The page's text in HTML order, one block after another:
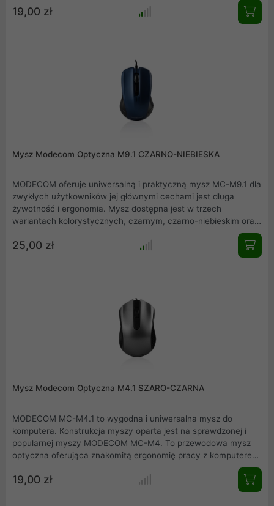
użytkowników doceniających klasykę w nowoczesnym
19,00 zł
Mysz Modecom Optyczna M9.1 CZARNO-NIEBIESKA
MODECOM oferuje uniwersalną i praktyczną mysz MC-M9.1 dla
zwykłych użytkowników jej głównymi cechami jest długa
żywotność i ergonomia. Mysz dostępna jest w trzech
wariantach kolorystycznych, czarnym, czarno-niebieskim oraz
użytkowników doceniających klasykę w nowoczesnym
25,00 zł
Mysz Modecom Optyczna M4.1 SZARO-CZARNA
MODECOM MC-M4.1 to wygodna i uniwersalna mysz do
komputera. Konstrukcja myszy oparta jest na sprawdzonej i
popularnej myszy MODECOM MC-M4. To przewodowa mysz
optyczna oferująca znakomitą ergonomię pracy z komputerem.
wachlarzowi wspieranych systemów operacyjnych, można z
niej korzystać praktycznie z każdym komputerem dostępnym
19,00 zł